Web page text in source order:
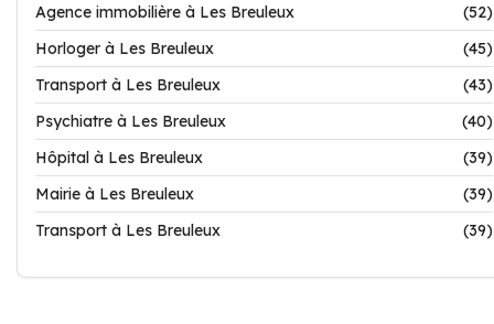
Agence immobilière à Les Breuleux
(52)
Horloger à Les Breuleux
(45)
Transport à Les Breuleux
(43)
Psychiatre à Les Breuleux
(40)
Hôpital à Les Breuleux
(39)
Mairie à Les Breuleux
(39)
Transport à Les Breuleux
(39)